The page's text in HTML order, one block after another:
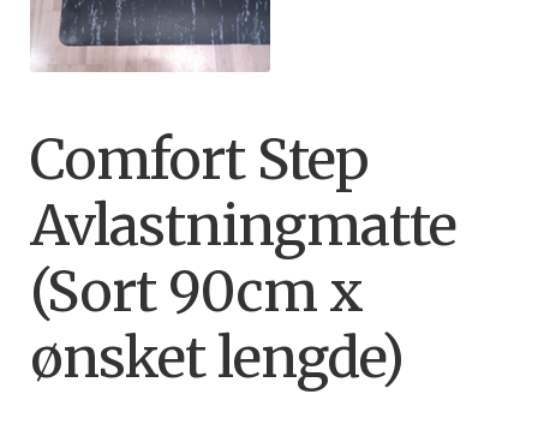
Comfort Step
Avlastningmatte
(Sort 90cm x
ønsket lengde)